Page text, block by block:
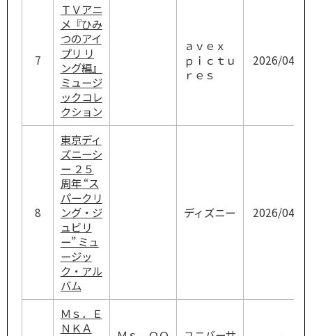
7
ＴＶアニ
メ『ひみ
つのアイ
プリ リ
ング編』
ミュージ
ックコレ
クション
ａｖｅｘ
ｐｉｃｔｕ
ｒｅｓ
2026/04/22
8
東京ディ
ズニーシ
ー ２５
周年 “ス
パークリ
ング・ジ
ュビリ
ー” ミュ
ージッ
ク・アル
バム
ディズニー 2026/04/15
Ｍｓ．Ｅ
ＮＫＡ